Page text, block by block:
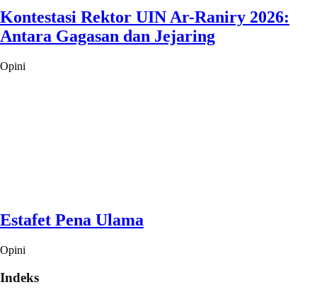
Kontestasi Rektor UIN Ar-Raniry 2026:
Antara Gagasan dan Jejaring
Opini
Estafet Pena Ulama
Opini
Indeks